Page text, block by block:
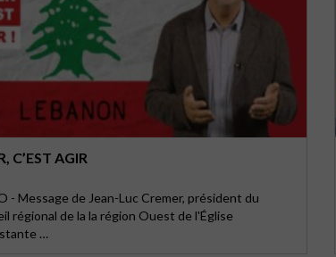
C’EST AGIR
- Message de Jean-Luc Cremer, président du
régional de la la région Ouest de l'Église
…